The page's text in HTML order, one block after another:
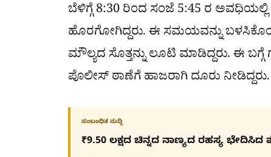
ಬೆಳಿಗ್ಗೆ 8:30 ರಿಂದ ಸಂಜೆ 5:45 ರ
ಹೊರಗೋಗಿದ್ದರು. ಈ ಸಮಯವನ್ನು
ಮೌಲ್ಯದ ಸೊತ್ತನ್ನು ಲೂಟಿ ಮಾಡಿದ್ದರು. ಈ
ಪೊಲೀಸ್ ಠಾಣೆಗೆ ಹಾಜರಾಗಿ ದೂರು ನೀಡಿದ್ದರು.
ಸಂಬಂಧಿತ ಸುದ್ದಿ
₹9.50 ಲಕ್ಷದ ಚಿನ್ನದ ನಾಣ್ಯದ ರಹಸ್ಯ